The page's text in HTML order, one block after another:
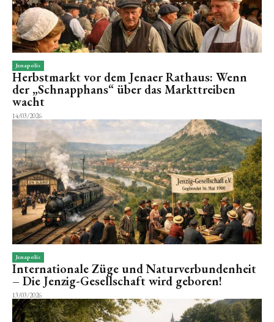
Jenapolis
Herbstmarkt vor dem Jenaer Rathaus: Wenn
der „Schnapphans“ über das Markttreiben
wacht
14/03/2026
Jenapolis
Internationale Züge und Naturverbundenheit
– Die Jenzig-Gesellschaft wird geboren!
13/03/2026